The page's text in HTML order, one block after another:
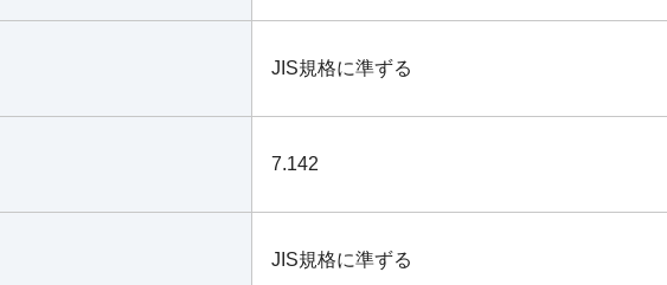
JIS規格に準ずる
7.142
JIS規格に準ずる